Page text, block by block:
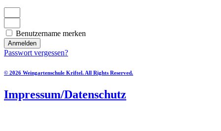
Benutzername merken
Anmelden
Passwort vergessen?
© 2026 Weingartenschule Kriftel. All Rights Reserved.
Impressum/Datenschutz